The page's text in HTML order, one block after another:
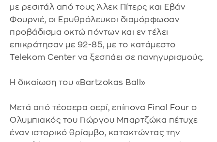
με ρεσιτάλ από τους Άλεκ Πίτερς και Εβάν
Φουρνιέ, οι Eρυθρόλευκοι διαμόρφωσαν
προβάδισμα οκτώ πόντων και εν τέλει
επικράτησαν με 92-85, με το κατάμεστο
Telekom Center να ξεσπάει σε πανηγυρισμούς.
Η δικαίωση του «Bartzokas Ball»
Μετά από τέσσερα σερί, επίπονα Final Four ο
Ολυμπιακός του Γιώργου Μπαρτζώκα πέτυχε
έναν ιστορικό θρίαμβο, κατακτώντας την